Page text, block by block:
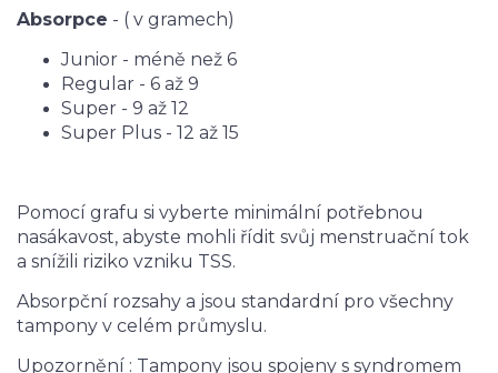
Absorpce - ( v gramech)
Junior - méně než 6
Regular - 6 až 9
Super - 9 až 12
Super Plus - 12 až 15
Pomocí grafu si vyberte minimální potřebnou
nasákavost, abyste mohli řídit svůj menstruační tok
a snížili riziko vzniku TSS.
Absorpční rozsahy a jsou standardní pro všechny
tampony v celém průmyslu.
Upozornění : Tampony jsou spojeny s syndromem